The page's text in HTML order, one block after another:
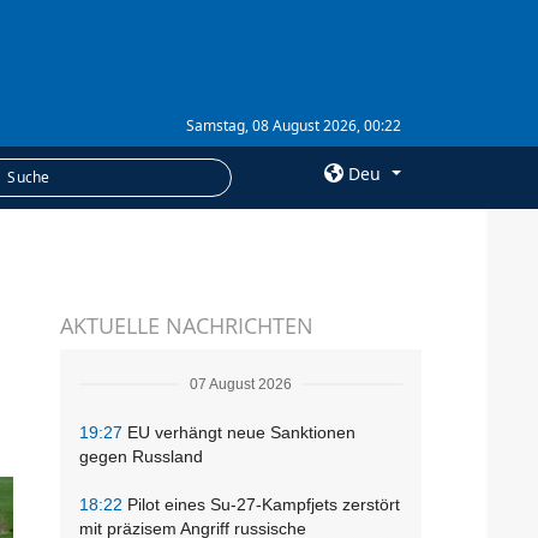
Samstag, 08 August 2026, 00:22
Deu
Abonnement
AKTUELLE NACHRICHTEN
07 August 2026
19:27 EU verhängt neue Sanktionen
gegen Russland
18:22 Pilot eines Su-27-Kampfjets zerstört
mit präzisem Angriff russische